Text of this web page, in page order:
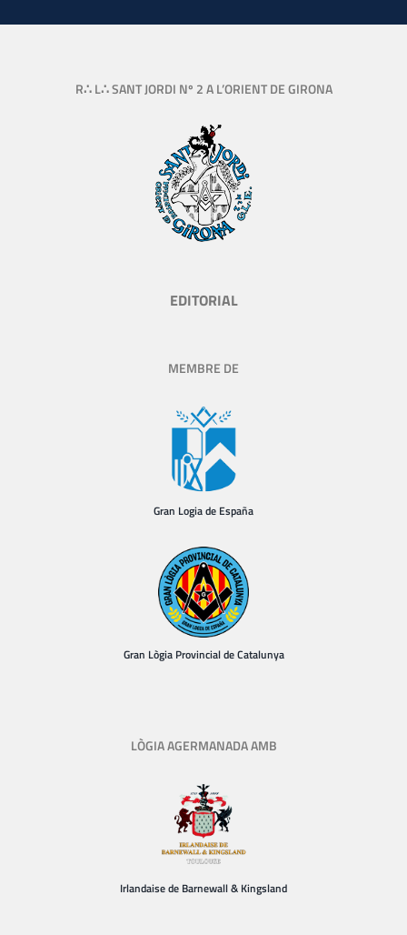
R∴ L∴ SANT JORDI Nº 2 A L’ORIENT DE GIRONA
EDITORIAL
MEMBRE DE
Gran Logia de España
Gran Lògia Provincial de Catalunya
LÒGIA AGERMANADA AMB
Irlandaise de Barnewall & Kingsland